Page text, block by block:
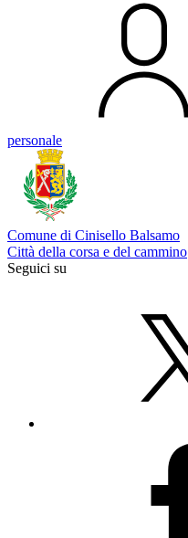
personale
Comune di Cinisello Balsamo
Città della corsa e del cammino
Seguici su